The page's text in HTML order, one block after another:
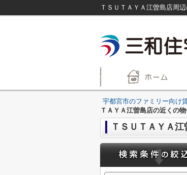
宇都宮市のファミリー向け
ＴＡＹＡ江曽島店の近くの
ＴＳＵＴＡＹＡ